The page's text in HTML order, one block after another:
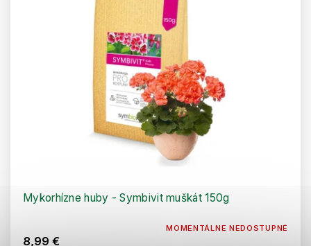
Mykorhízne huby - Symbivit muškát 150g
MOMENTÁLNE NEDOSTUPNÉ
8,99 €